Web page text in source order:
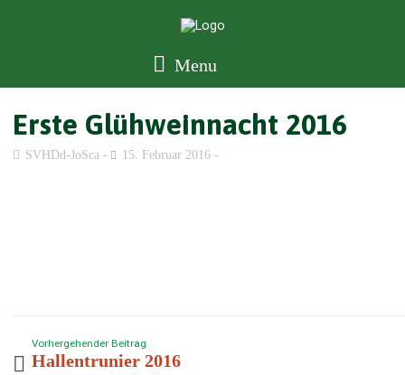
Menu
Erste Glühweinnacht 2016
SVHDd-JoSca 15. Februar 2016
Vorhergehender Beitrag
Hallentrunier 2016